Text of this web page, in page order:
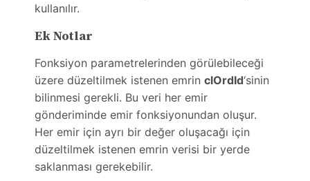
kullanılır.
Ek Notlar
Fonksiyon parametrelerinden görülebileceği
üzere düzeltilmek istenen emrinclOrdId‘sinin
bilinmesi gerekli. Bu veri her emir
gönderiminde emir fonksiyonundan oluşur.
Her emir için ayrı bir değer oluşacağı için
düzeltilmek istenen emrin verisi bir yerde
saklanması gerekebilir.